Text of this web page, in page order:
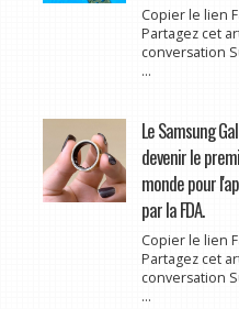
Copier le lien
Partagez cet
conversation
...
Le Samsung
devenir le
monde pour
par la FDA.
Copier le lien
Partagez cet
conversation
...